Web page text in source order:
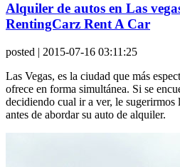
Alquiler de autos en Las
RentingCarz Rent A Car
posted | 2015-07-16 03:11:25
Las Vegas, es la ciudad que más
ofrece en forma simultánea. Si se
decidiendo cual ir a ver, le sugerirmos
antes de abordar su auto de alquiler.